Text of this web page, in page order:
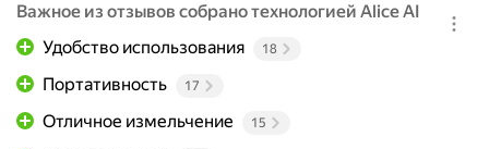
Важное из отзывов собрано технологией Alice AI
Удобство использования
18
Портативность 17
Отличное измельчение 15